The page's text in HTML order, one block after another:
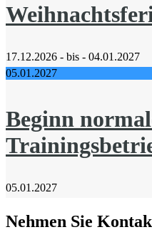
17.12.2026 - bis - 04.01.2027
05.01.2027
Beginn
05.01.2027
Nehmen Sie